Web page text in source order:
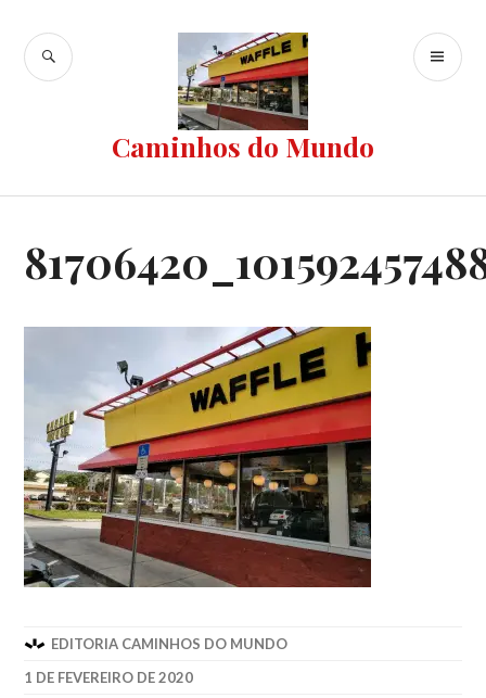
para
conteúdo
Caminhos do Mundo
BUSCA
EDITORIA CAMINHOS DO MUNDO
1 DE FEVEREIRO DE 2020